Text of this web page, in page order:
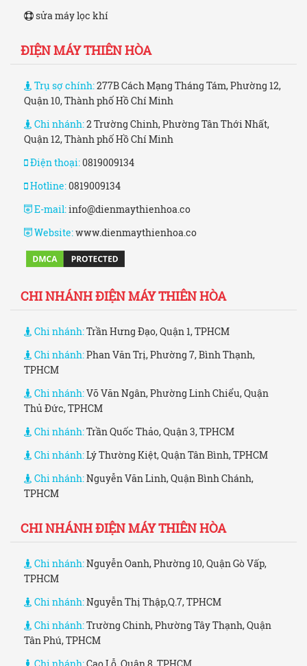
sửa máy lọc khí
ĐIỆN MÁY THIÊN HÒA
Trụ sợ chính:277B Cách Mạng Tháng Tám, Phường 12,
Quận 10, Thành phố Hồ Chí Minh
Chi nhánh:2 Trường Chinh, Phường Tân Thới Nhất,
Quận 12, Thành phố Hồ Chí Minh
Điện thoại:0819009134
Hotline:0819009134
E-mail:info@dienmaythienhoa.co
Website:www.dienmaythienhoa.co
CHI NHÁNH ĐIỆN MÁY THIÊN HÒA
Chi nhánh:Trần Hưng Đạo, Quận 1, TPHCM
Chi nhánh:Phan Văn Trị, Phường 7, Bình Thạnh,
TPHCM
Chi nhánh:Võ Văn Ngân, Phường Linh Chiểu, Quận
Thủ Đức, TPHCM
Chi nhánh:Trần Quốc Thảo, Quận 3, TPHCM
Chi nhánh:Lý Thường Kiệt, Quận Tân Bình, TPHCM
Chi nhánh:Nguyễn Văn Linh, Quận Bình Chánh,
TPHCM
CHI NHÁNH ĐIỆN MÁY THIÊN HÒA
Chi nhánh:Nguyễn Oanh, Phường 10, Quận Gò Vấp,
TPHCM
Chi nhánh:Nguyễn Thị Thập,Q.7, TPHCM
Chi nhánh:Trường Chinh, Phường Tây Thạnh, Quận
Tân Phú, TPHCM